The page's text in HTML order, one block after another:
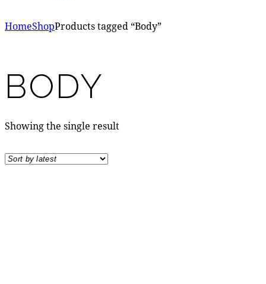
HomeShopProducts tagged “Body”
BODY
Showing the single result